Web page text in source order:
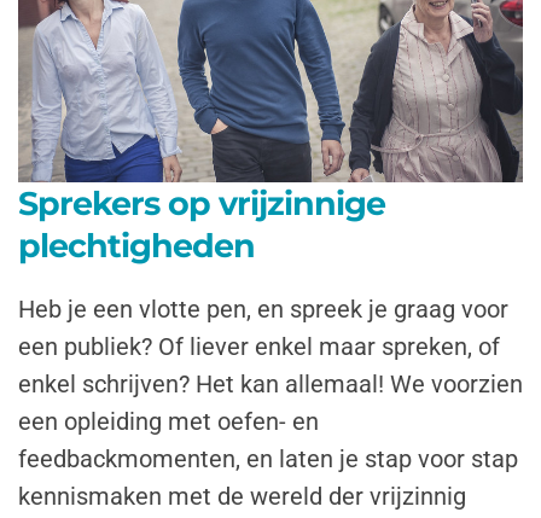
Sprekers op vrijzinnige
plechtigheden
Heb je een vlotte pen, en spreek je graag voor
een publiek? Of liever enkel maar spreken, of
enkel schrijven? Het kan allemaal! We voorzien
een opleiding met oefen- en
feedbackmomenten, en laten je stap voor stap
kennismaken met de wereld der vrijzinnig